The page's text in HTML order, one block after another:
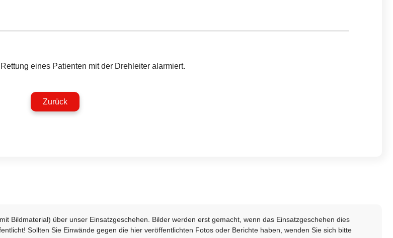
eines Patienten mit der Drehleiter alarmiert.
Zurück
Bildmaterial) über unser Einsatzgeschehen. Bilder werden erst gemacht, wenn das Einsatzgeschehen dies
Sollten Sie Einwände gegen die hier veröffentlichten Fotos oder Berichte haben, wenden Sie sich bitte